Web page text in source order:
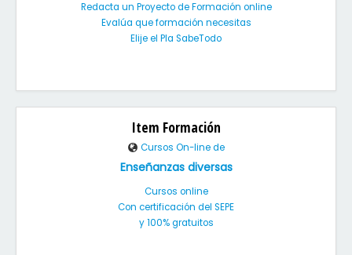
Redacta un Proyecto de Formación online
Evalúa que formación necesitas
Elije el Pla SabeTodo
Item Formación
Cursos On-line de
Enseñanzas diversas
Cursos online
Con certificación del SEPE
y 100% gratuitos